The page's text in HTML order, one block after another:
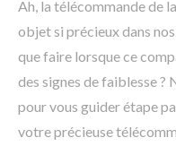
Ah, la télécommande de
objet si précieux dans
que faire lorsque ce
des signes de faiblesse ?
pour vous guider étape
votre précieuse